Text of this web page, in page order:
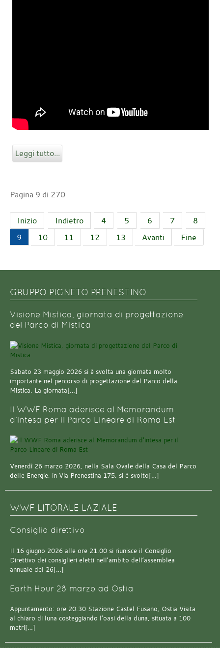
Leggi tutto...
Pagina 9 di 270
Inizio Indietro 4 5 6 7
8
9
10 11 12 13 Avanti Fine
GRUPPO PIGNETO PRENESTINO
Visione Mistica, giornata di progettazione
del Parco di Mistica
Sabato 23 maggio 2026 si è svolta una giornata molto
importante nel percorso di progettazione del Parco della
Mistica. La giornata[…]
Il WWF Roma aderisce al Memorandum
d’intesa per il Parco Lineare di Roma Est
Venerdì 26 marzo 2026, nella Sala Ovale della Casa del Parco
delle Energie, in Via Prenestina 175, si è svolto[…]
WWF LITORALE LAZIALE
Consiglio direttivo
Il 16 giugno 2026 alle ore 21.00 si riunisce il Consiglio
Direttivo dei consiglieri eletti nell’ambito dell’assemblea
annuale del 26[…]
Earth Hour 28 marzo ad Ostia
Appuntamento: ore 20.30 Stazione Castel Fusano, Ostia Visita
al chiaro di luna costeggiando l’oasi della duna, situata a 100
metri[…]